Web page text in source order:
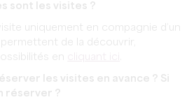
sont les visites ?
uniquement en compagnie d’un
de la découvrir,
en
les visites en avance ? Si
réserver ?